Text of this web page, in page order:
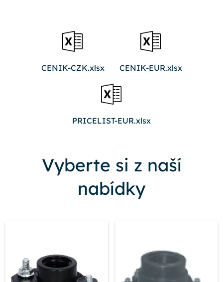
CENIK-CZK.xlsx CENIK-EUR.xlsx
PRICELIST-EUR.xlsx
Vyberte si z naší
nabídky